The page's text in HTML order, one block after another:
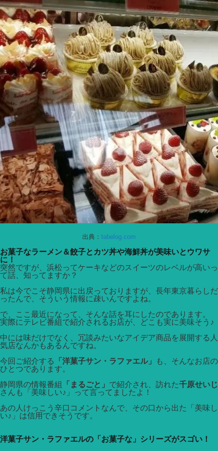
出典： tabelog.com
お菓子なラーメン＆餃子とカツ丼や海鮮丼が美味いとウワサ
に！
突然ですが、浜松ってケーキなどのスイーツのレベルが高いっ
て話、知ってますか？
私は今でこそ静岡県に出戻っておりますが、長年東京暮らしだ
ったんで、そういう情報に疎いんですよね。
で、ここ最近になって、そんな話を耳にしたのであります。
実際にテレビ番組で紹介されるお店が、どこも実に美味そう♪
中には味だけでなく、冗談みたいなアイデア商品を展開する人
気店なんかもあるんですね。
今回ご紹介する
「洋菓子サン・ラファエル」
も、そんなお店の
ひとつであります。
静岡県の情報番組
「まるごと」 で紹介され、訪れた千原せいじ
さんも「美味しい♪」って言ってましたよ！
あの人けっこう辛口コメントなんで、その口から出た「美味し
い♪」は信用できそうです。
洋菓子サン・ラファエルの「お菓子な」シリーズがスゴい！